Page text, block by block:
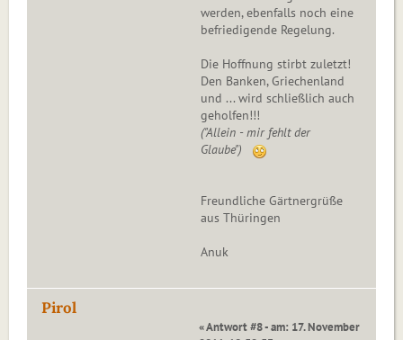
werden, ebenfalls noch eine
befriedigende Regelung.
Die Hoffnung stirbt zuletzt!
Den Banken, Griechenland
und ... wird schließlich auch
geholfen!!!
("Allein - mir fehlt der
Glaube")
Freundliche Gärtnergrüße
aus Thüringen
Anuk
Pirol
« Antwort #8 - am: 17. November